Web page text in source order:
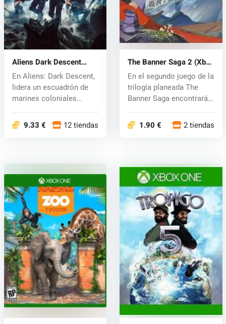
Aliens Dark Descent
(Xbox One) key
En Aliens: Dark Descent,
lidera un escuadrón de
marines coloniales
9.33 € 12 tiendas
The Banner Saga 2 (Xbox
One) key
En el segundo juego de la
trilogía planeada The
Banner Saga encontrarás
1.90 € 2 tiendas